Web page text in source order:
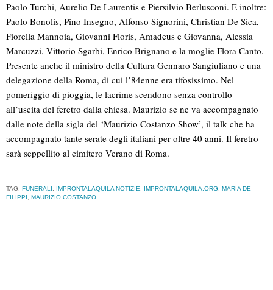
Paolo Turchi, Aurelio De Laurentis e Piersilvio Berlusconi. E inoltre:
Paolo Bonolis, Pino Insegno, Alfonso Signorini, Christian De Sica,
Fiorella Mannoia, Giovanni Floris, Amadeus e Giovanna, Alessia
Marcuzzi, Vittorio Sgarbi, Enrico Brignano e la moglie Flora Canto.
Presente anche il ministro della Cultura Gennaro Sangiuliano e una
delegazione della Roma, di cui l’84enne era tifosissimo. Nel
pomeriggio di pioggia, le lacrime scendono senza controllo
all’uscita del feretro dalla chiesa. Maurizio se ne va accompagnato
dalle note della sigla del ‘Maurizio Costanzo Show’, il talk che ha
accompagnato tante serate degli italiani per oltre 40 anni. Il feretro
sarà seppellito al cimitero Verano di Roma.
TAG: FUNERALI, IMPRONTALAQUILA NOTIZIE, IMPRONTALAQUILA.ORG, MARIA DE
FILIPPI, MAURIZIO COSTANZO